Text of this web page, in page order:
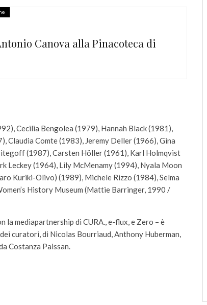
Canova alla Pinacoteca di
Cecilia Bengolea (1979), Hannah Black (1981),
Comte (1983), Jeremy Deller (1966), Gina
(1987), Carsten Höller (1961), Karl Holmqvist
Leckey (1964), Lily McMenamy (1994), Nyala Moon
Kuriki-Olivo) (1989), Michele Rizzo (1984), Selma
History Museum (Mattie Barringer, 1990 /
la mediapartnership di CURA., e-flux, e Zero – è
curatori, di Nicolas Bourriaud, Anthony Huberman,
Costanza Paissan.